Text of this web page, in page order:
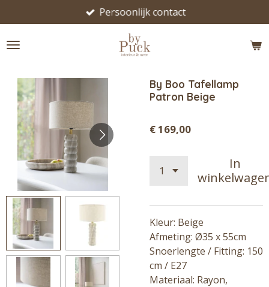
direct
naar
Persoonlijk contact
By Boo Tafellamp
Patron Beige
€ 169,00
In
Kleur: Beige
Afmeting: Ø35 x 55cm
Snoerlengte / Fitting: 150
cm / E27
Materiaal: Rayon,